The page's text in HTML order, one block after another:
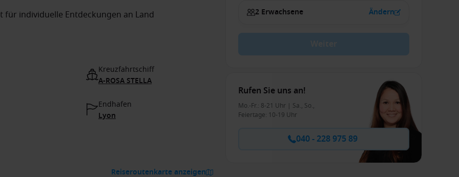
für individuelle Entdeckungen an Land
Kreuzfahrtschiff
A-ROSA STELLA
Endhafen
Lyon
Reiseroutenkarte anzeigen
2 Erwachsene Ändern
Rufen Sie uns an!
Mo.-Fr.: 8-21 Uhr | Sa., So.,
Feiertage: 10-19 Uhr
040 - 228 975 89